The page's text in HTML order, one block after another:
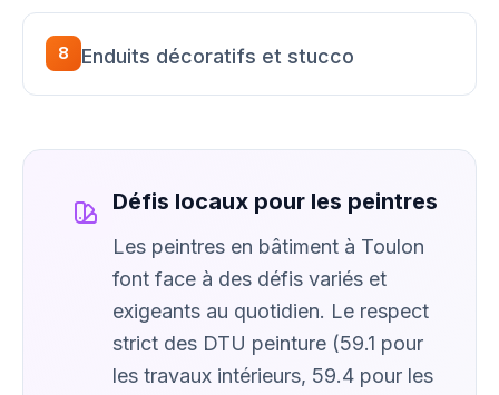
8 Enduits décoratifs et stucco
Défis locaux pour les peintres
Les peintres en bâtiment à Toulon
font face à des défis variés et
exigeants au quotidien. Le respect
strict des DTU peinture (59.1 pour
les travaux intérieurs, 59.4 pour les